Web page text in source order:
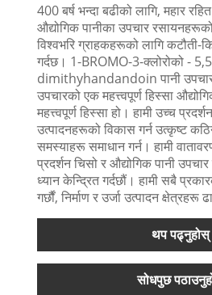
400 बर्ष भन्दा बढीको लागि, महार
औद्योगिक पानीका उपचार
विश्वभरि ग्राहकहरूको लागि कटौती-
गर्दछ। 1-BROMO-3-क्लोरोको -
dimithyhandandoin पानी उपचार
उपचारको एक महत्त्वपूर्ण हिस्सा
महत्त्वपूर्ण हिस्सा हो। हामी उच्च
उत्पादनहरूको विकास गर्न उत्कृष्ट
समस्याहरू समाधान गर्न। हामी
प्रदर्शन चिसो र औद्योगिक पानी
ध्यान केन्द्रित गर्दछौं। हामी सबै
गर्छौं, निर्माण र उर्जा उत्पादन क्षेत्रहरू
थप पढ्नुहोस्
सोधपुछ